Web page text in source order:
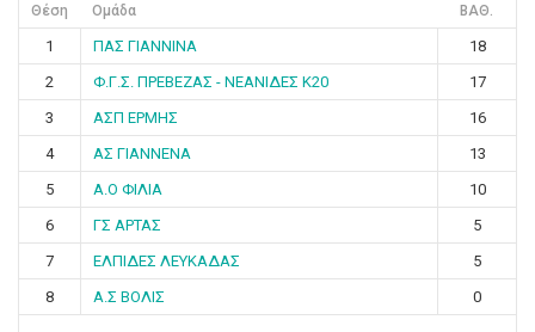
Θέση Ομάδα ΒΑΘ.
1 ΠΑΣ ΓΙΑΝΝΙΝΑ
18
2
Φ.Γ.Σ. ΠΡΕΒΕΖΑΣ - ΝΕΑΝΙΔΕΣ Κ20
17
3
ΑΣΠ ΕΡΜΗΣ
16
4
ΑΣ ΓΙΑΝΝΕΝΑ
13
5
Α.Ο ΦΙΛΙΑ
10
6
ΓΣ ΑΡΤΑΣ
5
7
ΕΛΠΙΔΕΣ ΛΕΥΚΑΔΑΣ
5
8
Α.Σ ΒΟΛΙΣ 0